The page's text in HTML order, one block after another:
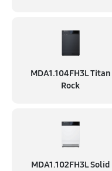
MDA1.104FH3L Titan
Rock
MDA1.102FH3L Solid